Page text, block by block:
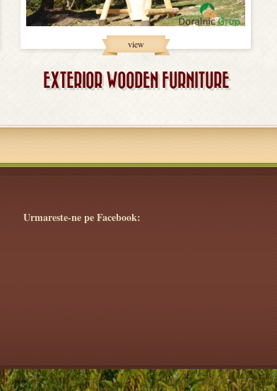
view
EXTERIOR WOODEN FURNITURE
Urmareste-ne pe Facebook: